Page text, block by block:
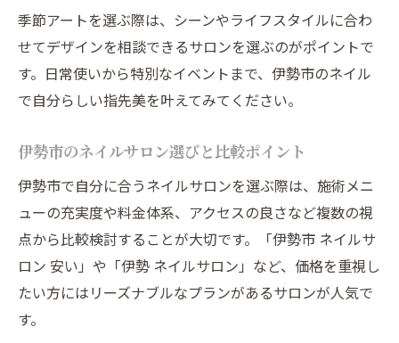
季節アートを選ぶ際は、シーンやライフスタイルに合わ
せてデザインを相談できるサロンを選ぶのがポイントで
す。日常使いから特別なイベントまで、伊勢市のネイル
で自分らしい指先美を叶えてみてください。
伊勢市のネイルサロン選びと比較ポイント
伊勢市で自分に合うネイルサロンを選ぶ際は、施術メニ
ューの充実度や料金体系、アクセスの良さなど複数の視
点から比較検討することが大切です。「伊勢市 ネイルサ
ロン 安い」や「伊勢 ネイルサロン」など、価格を重視し
たい方にはリーズナブルなプランがあるサロンが人気で
す。